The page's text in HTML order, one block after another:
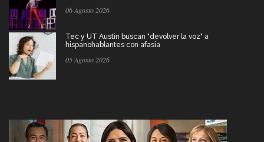
06 Agosto 2026
Tec y UT Austin buscan "devolver la voz" a
hispanohablantes con afasia
05 Agosto 2026